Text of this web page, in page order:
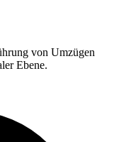
von Umzügen
Ebene.